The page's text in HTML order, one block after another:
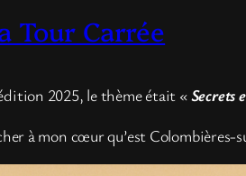
Tour Carrée
2025, le thème était «Secrets
à mon cœur qu’est